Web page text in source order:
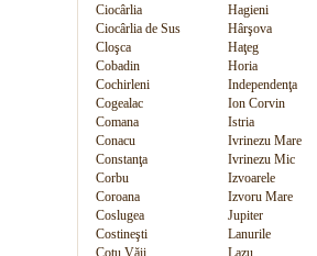
Ciocârlia
Hagieni
Ciocârlia de Sus
Hârşova
Cloşca
Haţeg
Cobadin
Horia
Cochirleni
Independenţa
Cogealac
Ion Corvin
Comana
Istria
Conacu
Ivrinezu Mare
Constanţa
Ivrinezu Mic
Corbu
Izvoarele
Coroana
Izvoru Mare
Coslugea
Jupiter
Costineşti
Lanurile
Cotu Văii
Lazu